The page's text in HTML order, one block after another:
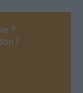
?
!